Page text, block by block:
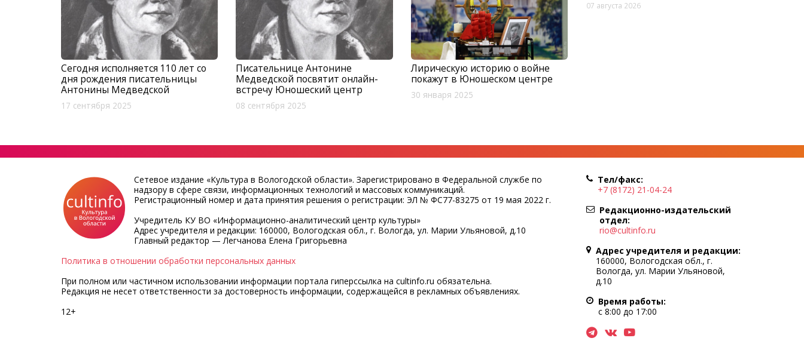
Сегодня исполняется 110 лет со
дня рождения писательницы
Антонины Медведской
17 сентября 2025
Писательнице Антонине
Медведской посвятит онлайн-
встречу Юношеский центр
08 сентября 2025
Лирическую историю о войне
покажут в Юношеском центре
30 января 2025
07 августа 2026
Сетевое издание «Культура в Вологодской области». Зарегистрировано в Федеральной службе по
надзору в сфере связи, информационных технологий и массовых коммуникаций.
Регистрационный номер и дата принятия решения о регистрации: ЭЛ № ФС77-83275 от 19 мая 2022 г.
Учредитель КУ ВО «Информационно-аналитический центр культуры»
Адрес учредителя и редакции: 160000, Вологодская обл., г. Вологда, ул. Марии Ульяновой, д.10
Главный редактор — Легчанова Елена Григорьевна
Политика в отношении обработки персональных данных
При полном или частичном использовании информации портала гиперссылка на cultinfo.ru обязательна.
Редакция не несет ответственности за достоверность информации, содержащейся в рекламных объявлениях.
12+
Тел/факс:
+7 (8172) 21-04-24
Редакционно-издательский
отдел:
rio@cultinfo.ru
Адрес учредителя и редакции:
160000, Вологодская обл., г.
Вологда, ул. Марии Ульяновой,
д.10
Время работы:
с 8:00 до 17:00